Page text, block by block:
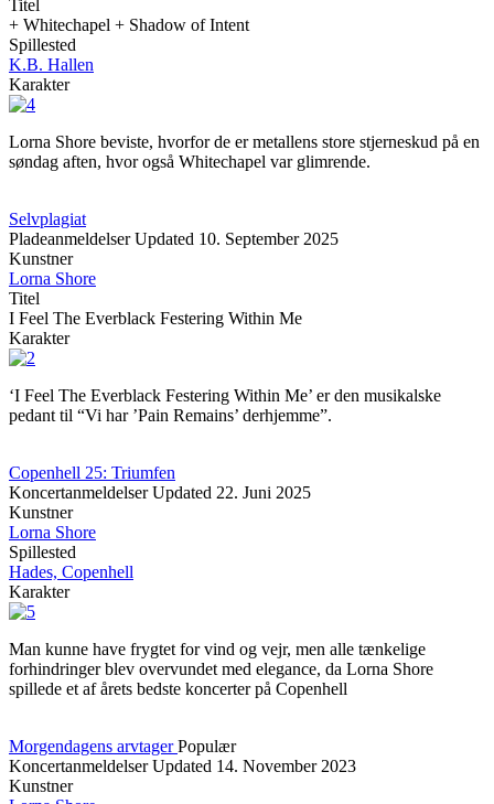
Titel
+ Whitechapel + Shadow of Intent
Spillested
K.B. Hallen
Karakter
Lorna Shore beviste, hvorfor de er metallens store stjerneskud på en
søndag aften, hvor også Whitechapel var glimrende.
Selvplagiat
Pladeanmeldelser Updated 10. September 2025
Kunstner
Lorna Shore
Titel
I Feel The Everblack Festering Within Me
Karakter
‘I Feel The Everblack Festering Within Me’ er den musikalske
pedant til “Vi har ’Pain Remains’ derhjemme”.
Copenhell 25: Triumfen
Koncertanmeldelser Updated 22. Juni 2025
Kunstner
Lorna Shore
Spillested
Hades, Copenhell
Karakter
Man kunne have frygtet for vind og vejr, men alle tænkelige
forhindringer blev overvundet med elegance, da Lorna Shore
spillede et af årets bedste koncerter på Copenhell
Morgendagens arvtagerPopulær
Koncertanmeldelser Updated 14. November 2023
Kunstner